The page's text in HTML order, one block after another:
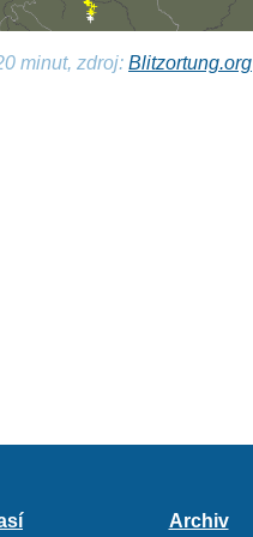
minut, zdroj:Blitzortung.org
Archiv